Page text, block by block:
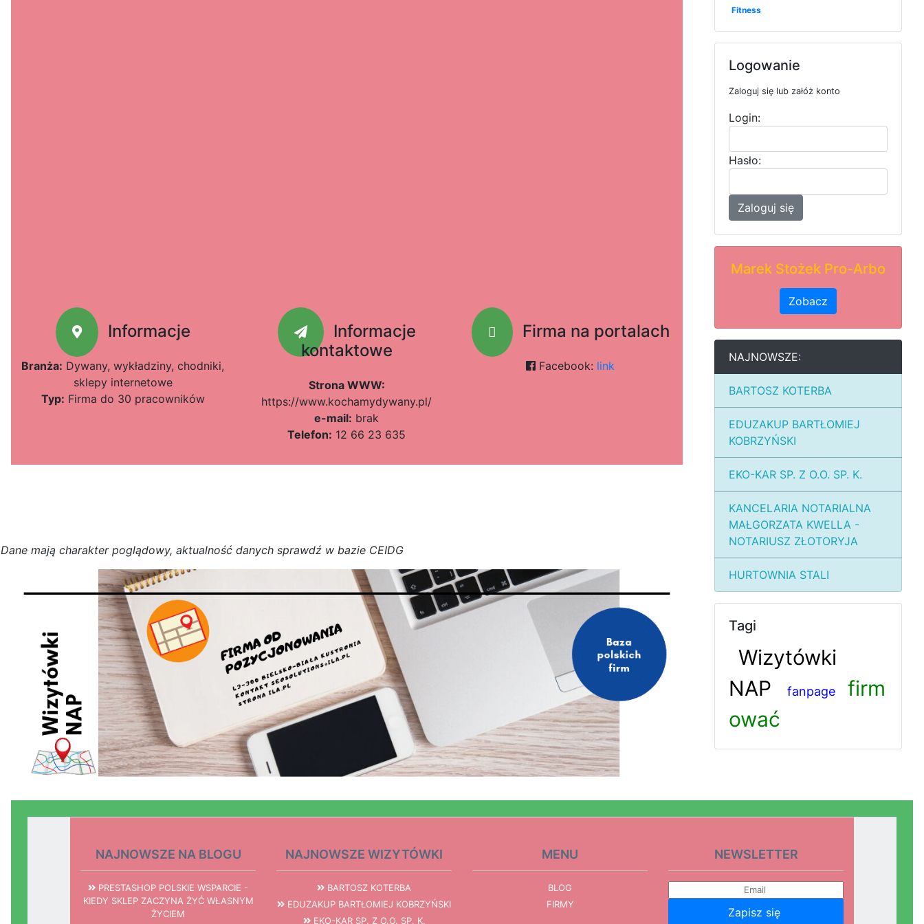
Informacje
Branża: Dywany, wykładziny, chodniki,
sklepy internetowe
Typ: Firma do 30 pracowników
Informacje
kontaktowe
Strona WWW:
https://www.kochamydywany.pl/
e-mail: brak
Telefon: 12 66 23 635
Firma na portalach
Facebook: link
Dane mają charakter poglądowy, aktualność danych sprawdź w bazie CEIDG
Fitness
Logowanie
Zaloguj się lub załóż konto
Login:
Hasło:
Zaloguj się
Marek Stożek Pro-Arbo
Zobacz
NAJNOWSZE:
BARTOSZ KOTERBA
EDUZAKUP BARTŁOMIEJ
KOBRZYŃSKI
EKO-KAR SP. Z O.O. SP. K.
KANCELARIA NOTARIALNA
MAŁGORZATA KWELLA -
NOTARIUSZ ZŁOTORYJA
HURTOWNIA STALI
Tagi
Wizytówki
NAP
fanpage
firm
ować
NAJNOWSZE NA BLOGU
PRESTASHOP POLSKIE WSPARCIE -
KIEDY SKLEP ZACZYNA ŻYĆ WŁASNYM
ŻYCIEM
NAJNOWSZE WIZYTÓWKI
BARTOSZ KOTERBA
EDUZAKUP BARTŁOMIEJ KOBRZYŃSKI
EKO-KAR SP. Z O.O. SP. K.
MENU
BLOG
FIRMY
NEWSLETTER
Zapisz się